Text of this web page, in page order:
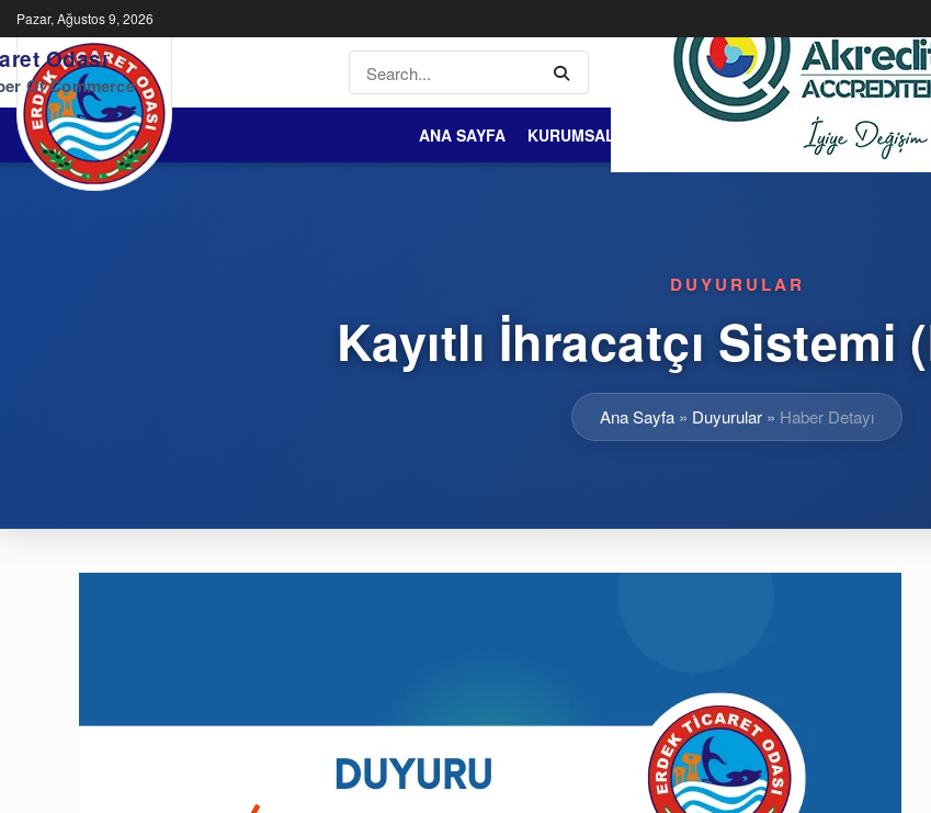
Pazar, Ağustos 9, 2026
Odası
Of Commerce
ANA SAYFA KURUMSAL DIŞ TİCARET
DUYURULAR
Kayıtlı İhracatçı Sistemi
Ana Sayfa » Duyurular » Haber Detayı